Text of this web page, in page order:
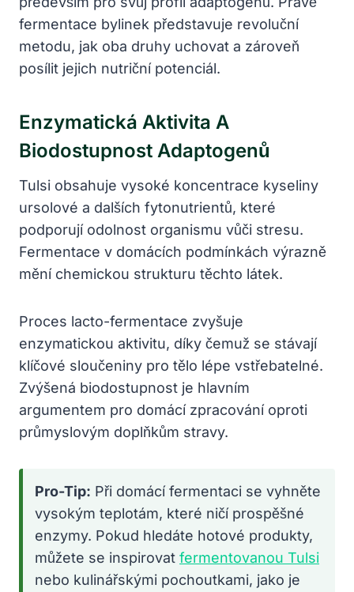
fermentace bylinek představuje revoluční
metodu, jak oba druhy uchovat a zároveň
posílit jejich nutriční potenciál.
Enzymatická Aktivita A
Biodostupnost Adaptogenů
Tulsi obsahuje vysoké koncentrace kyseliny
ursolové a dalších fytonutrientů, které
podporují odolnost organismu vůči stresu.
Fermentace v domácích podmínkách výrazně
mění chemickou strukturu těchto látek.
Proces lacto-fermentace zvyšuje
enzymatickou aktivitu, díky čemuž se stávají
klíčové sloučeniny pro tělo lépe vstřebatelné.
Zvýšená biodostupnost je hlavním
argumentem pro domácí zpracování oproti
průmyslovým doplňkům stravy.
Pro-Tip: Při domácí fermentaci se vyhněte
vysokým teplotám, které ničí prospěšné
enzymy. Pokud hledáte hotové produkty,
můžete se inspirovat fermentovanou Tulsi
nebo kulinářskými pochoutkami, jako je